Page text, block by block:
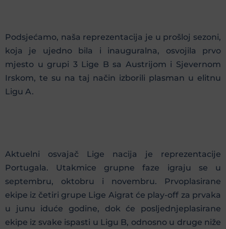
Podsjećamo, naša reprezentacija je u prošloj sezoni,
koja je ujedno bila i inauguralna, osvojila prvo
mjesto u grupi 3 Lige B sa Austrijom i Sjevernom
Irskom, te su na taj način izborili plasman u elitnu
Ligu A.
Aktuelni osvajač Lige nacija je reprezentacije
Portugala. Utakmice grupne faze igraju se u
septembru, oktobru i novembru. Prvoplasirane
ekipe iz četiri grupe Lige Aigrat će play-off za prvaka
u junu iduće godine, dok će posljednjeplasirane
ekipe iz svake ispasti u Ligu B, odnosno u druge niže